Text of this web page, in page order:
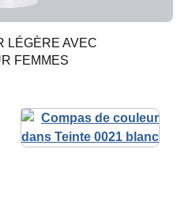
LÉGÈRE AVEC
FEMMES